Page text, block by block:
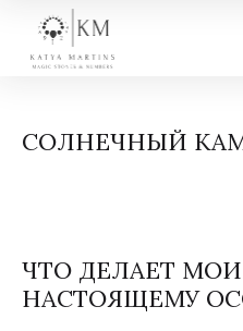
СОЛНЕЧНЫЙ
ЧТО ДЕЛАЕТ
НАСТОЯЩЕМУ